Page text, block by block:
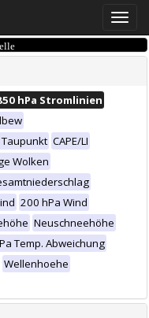
Toggle
hPa Stromlinien
CAPE/LI
Wolken
200 hPa Wind
Neuschneehöhe
Temp. Abweichung
Wellenhoehe